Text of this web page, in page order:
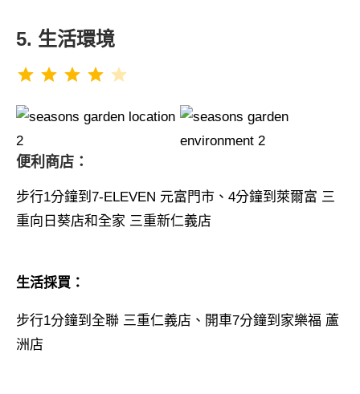
5. 生活環境
⭐⭐ ⭐⭐
便利商店：
步行1分鐘到7-ELEVEN 元富門市、4分鐘到萊爾富 三
重向日葵店和全家 三重新仁義店
生活採買：
步行1分鐘到全聯 三重仁義店、開車7分鐘到家樂福 蘆
洲店